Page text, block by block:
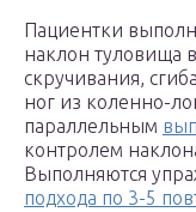
Пациентки
наклон туловища
скручивания,
ног из коленно-
параллельным
контролем
Выполняются
подхода по 3-5